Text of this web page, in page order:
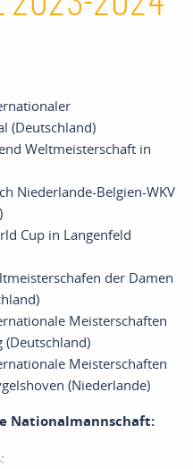
(Deutschland)
Weltmeisterschaft in
Niederlande-Belgien-WKV
Cup in Langenfeld
der Damen
Meisterschaften
Meisterschaften
(Niederlande)
Nationalmannschaft: